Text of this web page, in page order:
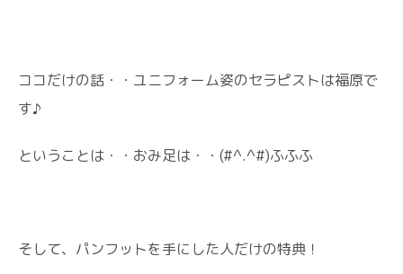
ココだけの話・・ユニフォーム姿のセラピストは福原で
す♪
ということは・・おみ足は・・(#^.^#)ふふふ
そして、パンフットを手にした人だけの特典！